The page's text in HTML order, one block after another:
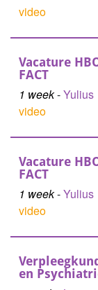
video
Vacature
FACT
1 week-Yulius
video
Vacature
FACT
1 week-Yulius
video
en